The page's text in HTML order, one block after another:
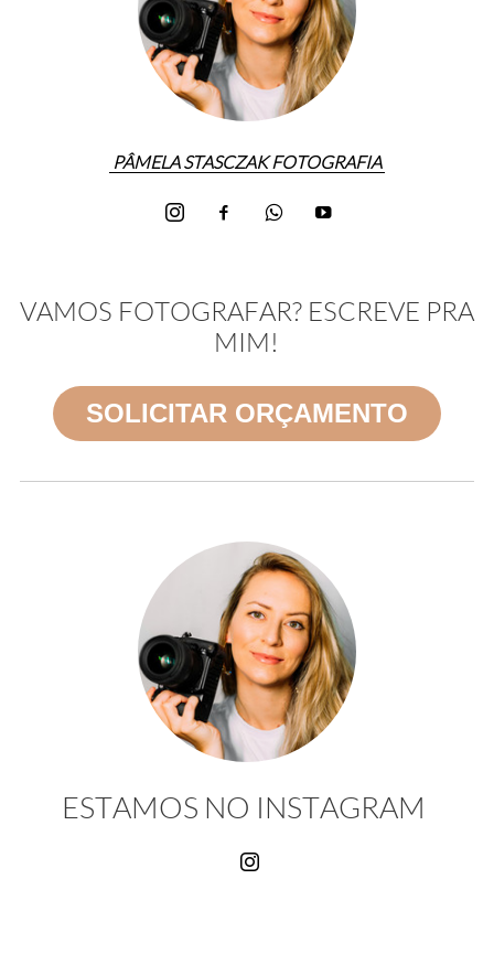
PÂMELA STASCZAK FOTOGRAFIA
VAMOS FOTOGRAFAR? ESCREVE PRA
MIM!
SOLICITAR ORÇAMENTO
ESTAMOS NO INSTAGRAM